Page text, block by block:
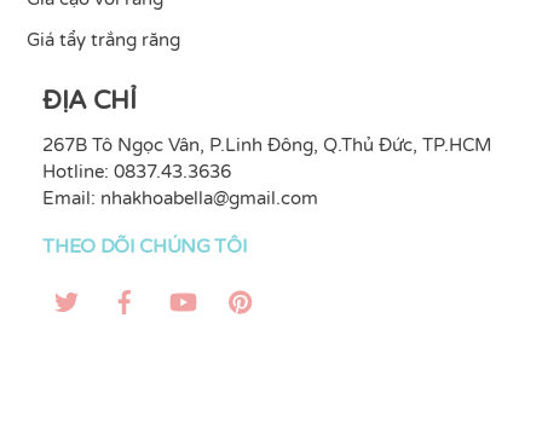
Giá tẩy trắng răng
ĐỊA CHỈ
267B Tô Ngọc Vân, P.Linh Đông, Q.Thủ Đức, TP.HCM
Hotline: 0837.43.3636
Email: nhakhoabella@gmail.com
THEO DÕI CHÚNG TÔI